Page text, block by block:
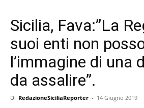
Sicilia, Fava:”La
suoi enti non
l’immagine di una
da assalire”.
Di RedazioneSiciliaReporter - 14 Giugno 2019